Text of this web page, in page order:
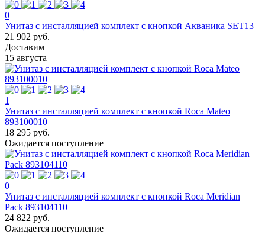
0
Унитаз с инсталляцией комплект с кнопкой Акваника SET13
21 902 руб.
Доставим
15 августа
1
Унитаз с инсталляцией комплект с кнопкой Roca Mateo
893100010
18 295 руб.
Ожидается поступление
0
Унитаз с инсталляцией комплект с кнопкой Roca Meridian
Pack 893104110
24 822 руб.
Ожидается поступление